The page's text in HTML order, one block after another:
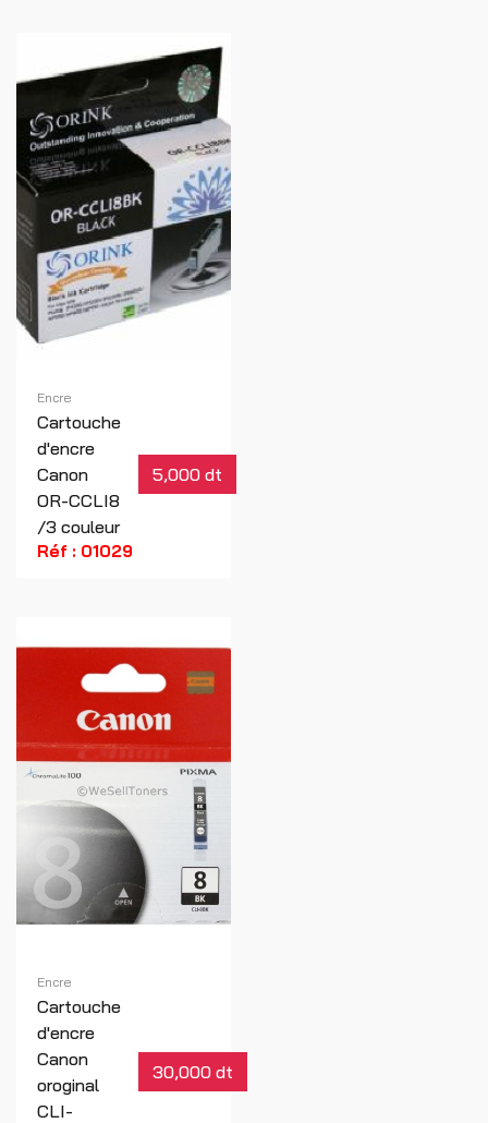
Encre
Cartouche
d'encre
Canon
OR-CCLI8
/3 couleur
5,000 dt
Réf : 01029
Encre
Cartouche
d'encre
Canon
oroginal
CLI-
30,000 dt